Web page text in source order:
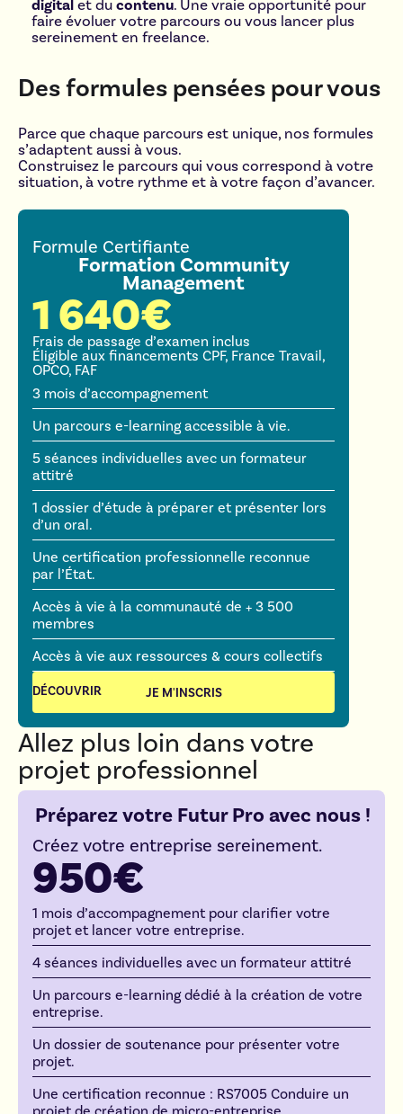
faire évoluer votre parcours ou vous lancer plus
sereinement en freelance.
Des formules pensées pour vous
Parce que chaque parcours est unique, nos formules
s’adaptent aussi à vous.
Construisez le parcours qui vous correspond à votre
situation, à votre rythme et à votre façon d’avancer.
Formule Certifiante
Formation Community
Management
1 640€
Frais de passage d’examen inclus
Éligible aux financements CPF, France Travail,
OPCO, FAF
3 mois d’accompagnement
Un parcours e-learning accessible à vie.
5 séances individuelles avec un formateur
attitré
1 dossier d’étude à préparer et présenter lors
d’un oral.
Une certification professionnelle reconnue
par l’État.
Accès à vie à la communauté de + 3 500
membres
Accès à vie aux ressources & cours collectifs
JE M'INSCRIS
DÉCOUVRIR
Allez plus loin dans votre
projet professionnel
Préparez votre Futur Pro avec nous !
Créez votre entreprise sereinement.
950€
1 mois d’accompagnement pour clarifier votre
projet et lancer votre entreprise.
4 séances individuelles avec un formateur attitré
Un parcours e-learning dédié à la création de votre
entreprise.
Un dossier de soutenance pour présenter votre
projet.
Une certification reconnue : RS7005 Conduire un
projet de création de micro-entreprise